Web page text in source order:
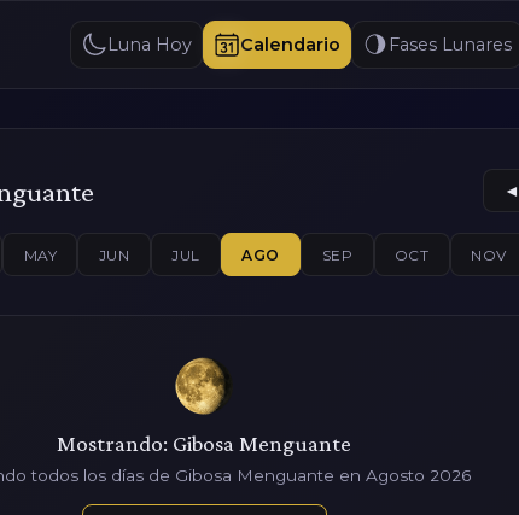
Luna Hoy Calendario Fases Lunares
◄
MAY JUN JUL AGO SEP OCT NOV
Mostrando: Gibosa Menguante
todos los días de Gibosa Menguante en Agosto 2026